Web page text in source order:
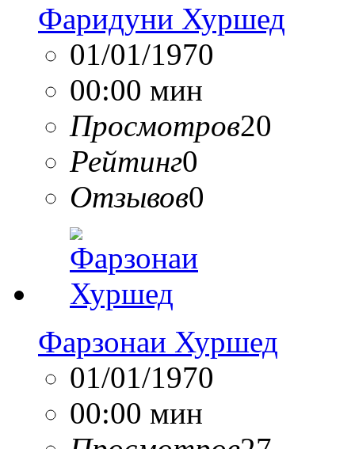
Фаридуни Хуршед
01/01/1970
00:00 мин
Просмотров20
Рейтинг0
Отзывов0
Фарзонаи Хуршед
01/01/1970
00:00 мин